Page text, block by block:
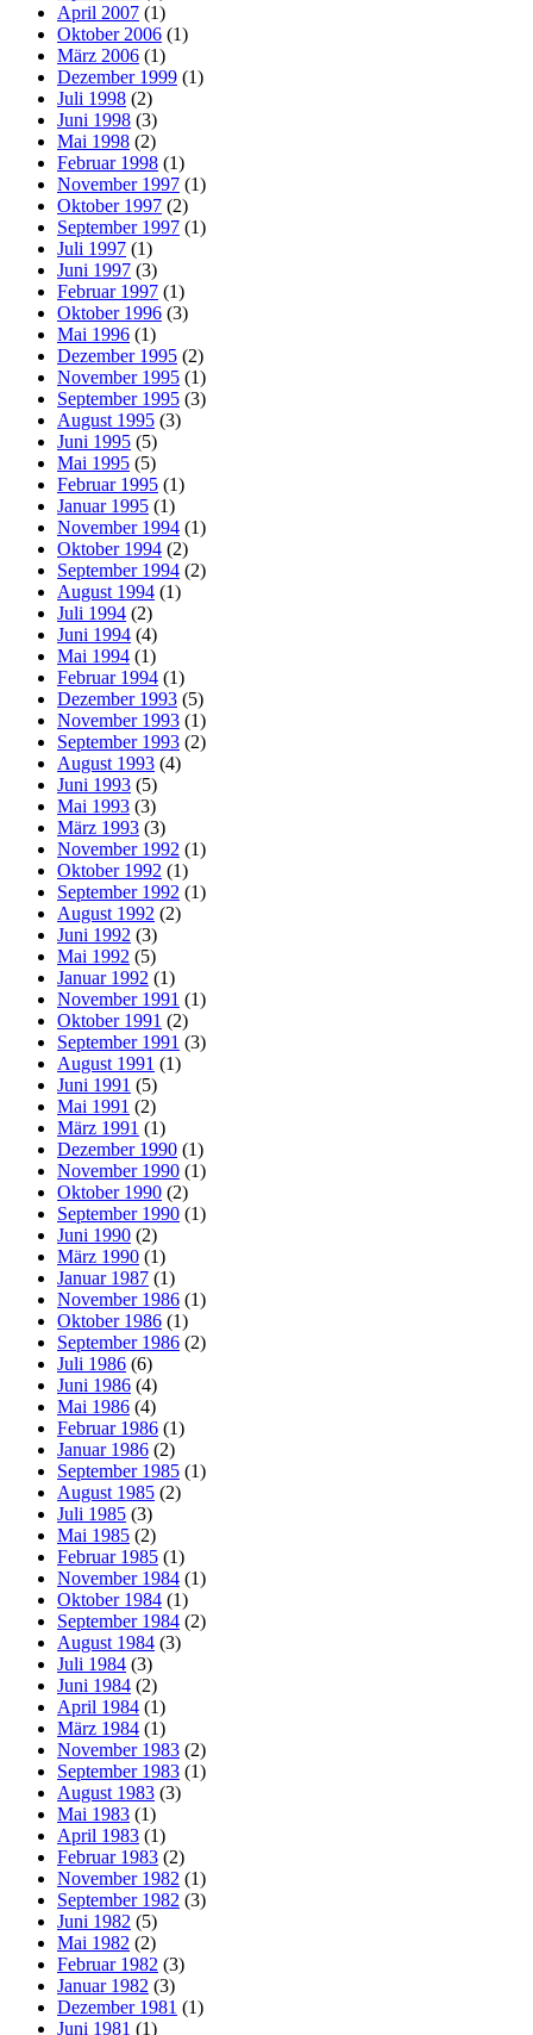
April 2007 (1)
Oktober 2006 (1)
März 2006 (1)
Dezember 1999 (1)
Juli 1998 (2)
Juni 1998 (3)
Mai 1998 (2)
Februar 1998 (1)
November 1997 (1)
Oktober 1997 (2)
September 1997 (1)
Juli 1997 (1)
Juni 1997 (3)
Februar 1997 (1)
Oktober 1996 (3)
Mai 1996 (1)
Dezember 1995 (2)
November 1995 (1)
September 1995 (3)
August 1995 (3)
Juni 1995 (5)
Mai 1995 (5)
Februar 1995 (1)
Januar 1995 (1)
November 1994 (1)
Oktober 1994 (2)
September 1994 (2)
August 1994 (1)
Juli 1994 (2)
Juni 1994 (4)
Mai 1994 (1)
Februar 1994 (1)
Dezember 1993 (5)
November 1993 (1)
September 1993 (2)
August 1993 (4)
Juni 1993 (5)
Mai 1993 (3)
März 1993 (3)
November 1992 (1)
Oktober 1992 (1)
September 1992 (1)
August 1992 (2)
Juni 1992 (3)
Mai 1992 (5)
Januar 1992 (1)
November 1991 (1)
Oktober 1991 (2)
September 1991 (3)
August 1991 (1)
Juni 1991 (5)
Mai 1991 (2)
März 1991 (1)
Dezember 1990 (1)
November 1990 (1)
Oktober 1990 (2)
September 1990 (1)
Juni 1990 (2)
März 1990 (1)
Januar 1987 (1)
November 1986 (1)
Oktober 1986 (1)
September 1986 (2)
Juli 1986 (6)
Juni 1986 (4)
Mai 1986 (4)
Februar 1986 (1)
Januar 1986 (2)
September 1985 (1)
August 1985 (2)
Juli 1985 (3)
Mai 1985 (2)
Februar 1985 (1)
November 1984 (1)
Oktober 1984 (1)
September 1984 (2)
August 1984 (3)
Juli 1984 (3)
Juni 1984 (2)
April 1984 (1)
März 1984 (1)
November 1983 (2)
September 1983 (1)
August 1983 (3)
Mai 1983 (1)
April 1983 (1)
Februar 1983 (2)
November 1982 (1)
September 1982 (3)
Juni 1982 (5)
Mai 1982 (2)
Februar 1982 (3)
Januar 1982 (3)
Dezember 1981 (1)
Juni 1981 (1)